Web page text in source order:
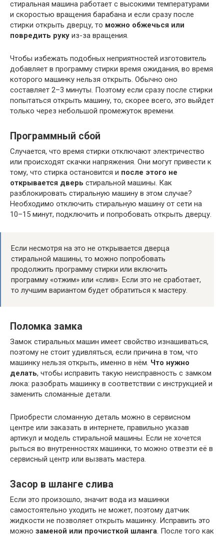
стиральная машина работает с высокими температурами
и скоростью вращения барабана и если сразу после
стирки открыть дверцу, то можно обжечься или
повредить руку из-за вращения.
Чтобы избежать подобных неприятностей изготовитель
добавляет в программу стирки время ожидания, во время
которого машинку нельзя открыть. Обычно оно
составляет 2–3 минуты. Поэтому если сразу после стирки
попытаться открыть машину, то, скорее всего, это выйдет
только через небольшой промежуток времени.
Программный сбой
Случается, что время стирки отключают электричество
или происходят скачки напряжения. Они могут привести к
тому, что стирка остановится и после этого не
открывается дверь стиральной машины. Как
разблокировать стиральную машину в этом случае?
Необходимо отключить стиральную машину от сети на
10–15 минут, подключить и попробовать открыть дверцу.
Если несмотря на это не открывается дверца
стиральной машины, то можно попробовать
продолжить программу стирки или включить
программу «отжим» или «слив». Если это не сработает,
то лучшим вариантом будет обратиться к мастеру.
Поломка замка
Замок стиральных машин имеет свойство изнашиваться,
поэтому не стоит удивляться, если причина в том, что
машинку нельзя открыть, именно в нём. Что нужно
делать, чтобы исправить такую неисправность с замком
люка: разобрать машинку в соответствии с инструкцией и
заменить сломанные детали.
Приобрести сломанную деталь можно в сервисном
центре или заказать в интернете, правильно указав
артикул и модель стиральной машины. Если не хочется
рыться во внутренностях машинки, то можно отвезти её в
сервисный центр или вызвать мастера.
Засор в шланге слива
Если это произошло, значит вода из машинки
самостоятельно уходить не может, поэтому датчик
жидкости не позволяет открыть машинку. Исправить это
можно заменой или прочисткой шланга. После того как